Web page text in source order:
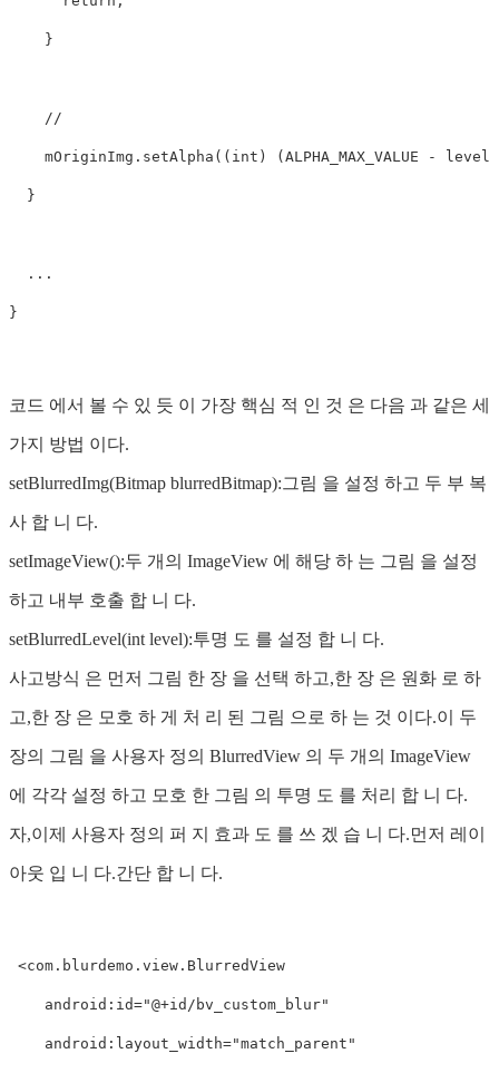
    }
    //
mOriginImg.setAlpha((int) (ALPHA_MAX_VALUE - level
  }
  ...
}
코드 에서 볼 수 있 듯 이 가장 핵심 적 인 것 은 다음 과 같은 세
가지 방법 이다.
setBlurredImg(Bitmap blurredBitmap):그림 을 설정 하고 두 부 복
사 합 니 다.
setImageView():두 개의 ImageView 에 해당 하 는 그림 을 설정
하고 내부 호출 합 니 다.
setBlurredLevel(int level):투명 도 를 설정 합 니 다.
사고방식 은 먼저 그림 한 장 을 선택 하고,한 장 은 원화 로 하
고,한 장 은 모호 하 게 처 리 된 그림 으로 하 는 것 이다.이 두
장의 그림 을 사용자 정의 BlurredView 의 두 개의 ImageView
에 각각 설정 하고 모호 한 그림 의 투명 도 를 처리 합 니 다.
자,이제 사용자 정의 퍼 지 효과 도 를 쓰 겠 습 니 다.먼저 레이
아웃 입 니 다.간단 합 니 다.
<com.blurdemo.view.BlurredView
    android:id="@+id/bv_custom_blur"
    android:layout_width="match_parent"